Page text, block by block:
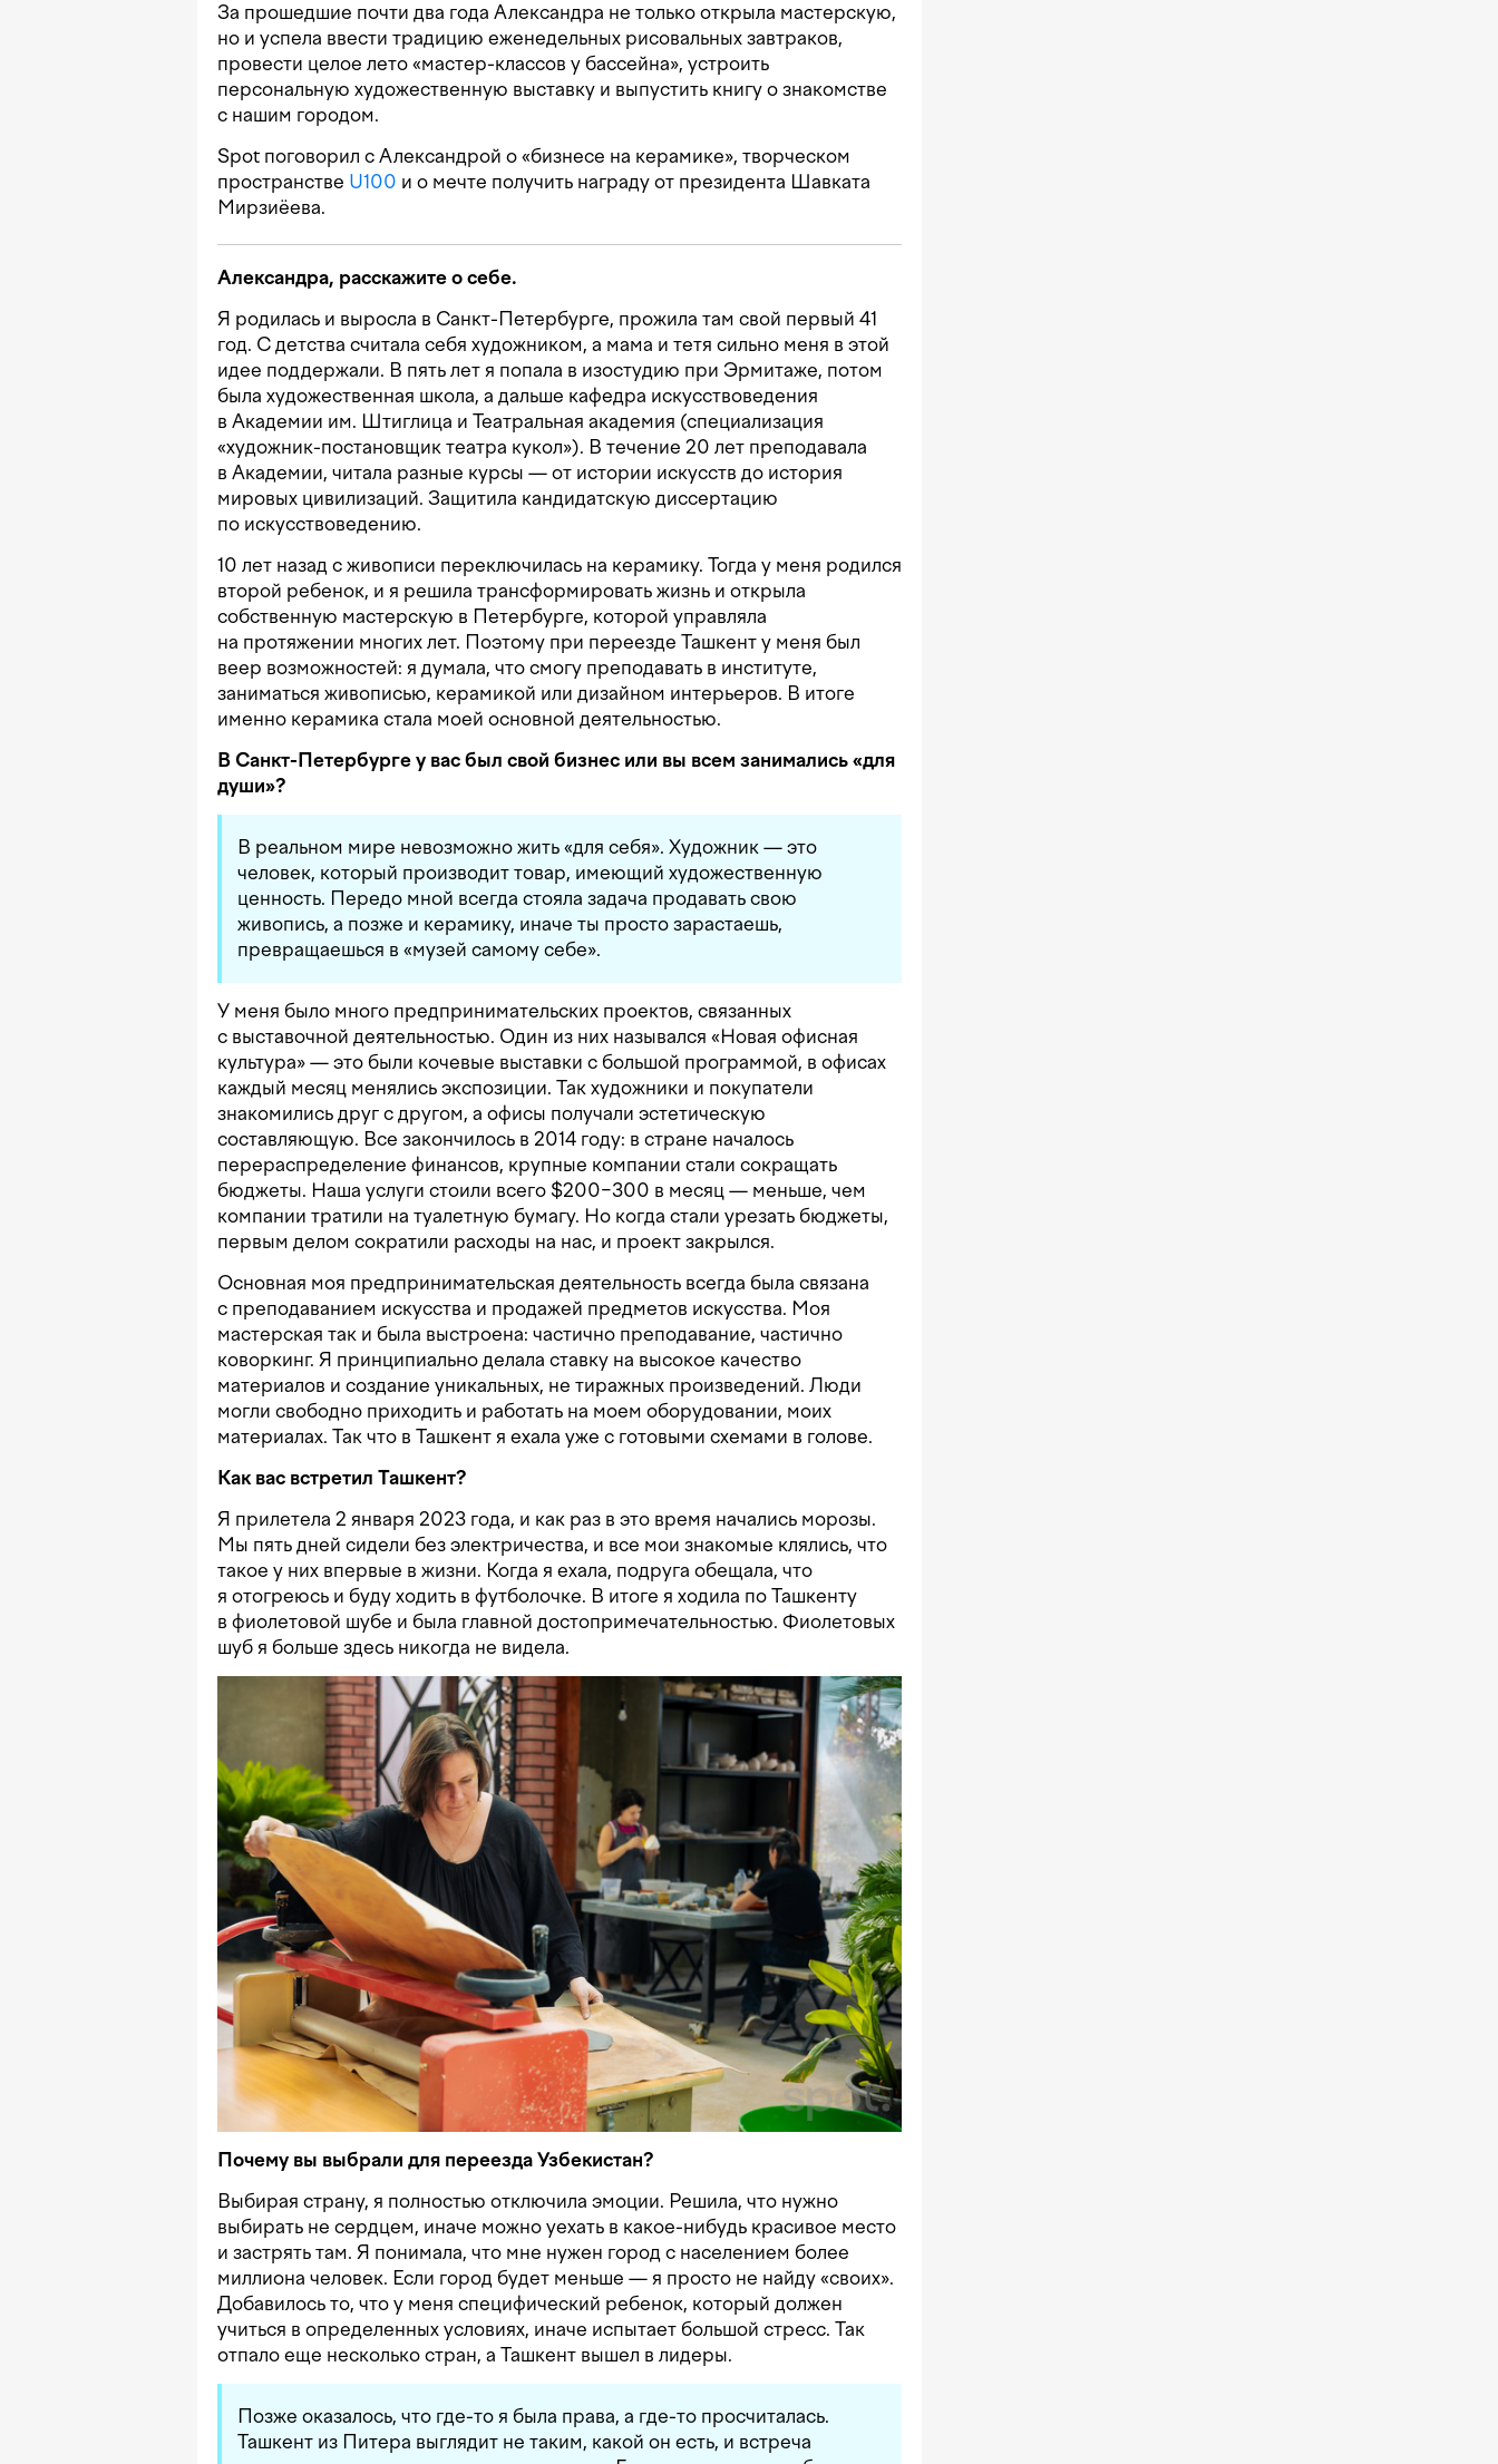
За прошедшие почти два года Александра не только открыла мастерскую,
но и успела ввести традицию еженедельных рисовальных завтраков,
провести целое лето «мастер-классов у бассейна», устроить
персональную художественную выставку и выпустить книгу о знакомстве
с нашим городом.
Spot поговорил с Александрой о «бизнесе на керамике», творческом
пространстве U100 и о мечте получить награду от президента Шавката
Мирзиёева.
Александра, расскажите о себе.
Я родилась и выросла в Санкт-Петербурге, прожила там свой первый 41
год. С детства считала себя художником, а мама и тетя сильно меня в этой
идее поддержали. В пять лет я попала в изостудию при Эрмитаже, потом
была художественная школа, а дальше кафедра искусствоведения
в Академии им. Штиглица и Театральная академия (специализация
«художник-постановщик театра кукол»). В течение 20 лет преподавала
в Академии, читала разные курсы — от истории искусств до история
мировых цивилизаций. Защитила кандидатскую диссертацию
по искусствоведению.
10 лет назад с живописи переключилась на керамику. Тогда у меня родился
второй ребенок, и я решила трансформировать жизнь и открыла
собственную мастерскую в Петербурге, которой управляла
на протяжении многих лет. Поэтому при переезде Ташкент у меня был
веер возможностей: я думала, что смогу преподавать в институте,
заниматься живописью, керамикой или дизайном интерьеров. В итоге
именно керамика стала моей основной деятельностью.
В Санкт-Петербурге у вас был свой бизнес или вы всем занимались «для
души»?
В реальном мире невозможно жить «для себя». Художник — это
человек, который производит товар, имеющий художественную
ценность. Передо мной всегда стояла задача продавать свою
живопись, а позже и керамику, иначе ты просто зарастаешь,
превращаешься в «музей самому себе».
У меня было много предпринимательских проектов, связанных
с выставочной деятельностью. Один из них назывался «Новая офисная
культура» — это были кочевые выставки с большой программой, в офисах
каждый месяц менялись экспозиции. Так художники и покупатели
знакомились друг с другом, а офисы получали эстетическую
составляющую. Все закончилось в 2014 году: в стране началось
перераспределение финансов, крупные компании стали сокращать
бюджеты. Наша услуги стоили всего $200−300 в месяц — меньше, чем
компании тратили на туалетную бумагу. Но когда стали урезать бюджеты,
первым делом сократили расходы на нас, и проект закрылся.
Основная моя предпринимательская деятельность всегда была связана
с преподаванием искусства и продажей предметов искусства. Моя
мастерская так и была выстроена: частично преподавание, частично
коворкинг. Я принципиально делала ставку на высокое качество
материалов и создание уникальных, не тиражных произведений. Люди
могли свободно приходить и работать на моем оборудовании, моих
материалах. Так что в Ташкент я ехала уже с готовыми схемами в голове.
Как вас встретил Ташкент?
Я прилетела 2 января 2023 года, и как раз в это время начались морозы.
Мы пять дней сидели без электричества, и все мои знакомые клялись, что
такое у них впервые в жизни. Когда я ехала, подруга обещала, что
я отогреюсь и буду ходить в футболочке. В итоге я ходила по Ташкенту
в фиолетовой шубе и была главной достопримечательностью. Фиолетовых
шуб я больше здесь никогда не видела.
Почему вы выбрали для переезда Узбекистан?
Выбирая страну, я полностью отключила эмоции. Решила, что нужно
выбирать не сердцем, иначе можно уехать в какое-нибудь красивое место
и застрять там. Я понимала, что мне нужен город с населением более
миллиона человек. Если город будет меньше — я просто не найду «своих».
Добавилось то, что у меня специфический ребенок, который должен
учиться в определенных условиях, иначе испытает большой стресс. Так
отпало еще несколько стран, а Ташкент вышел в лидеры.
Позже оказалось, что где-то я была права, а где-то просчиталась.
Ташкент из Питера выглядит не таким, какой он есть, и встреча